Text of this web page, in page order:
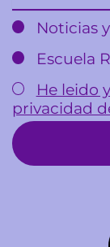
Noticias
Escuela
He leido
privacidad